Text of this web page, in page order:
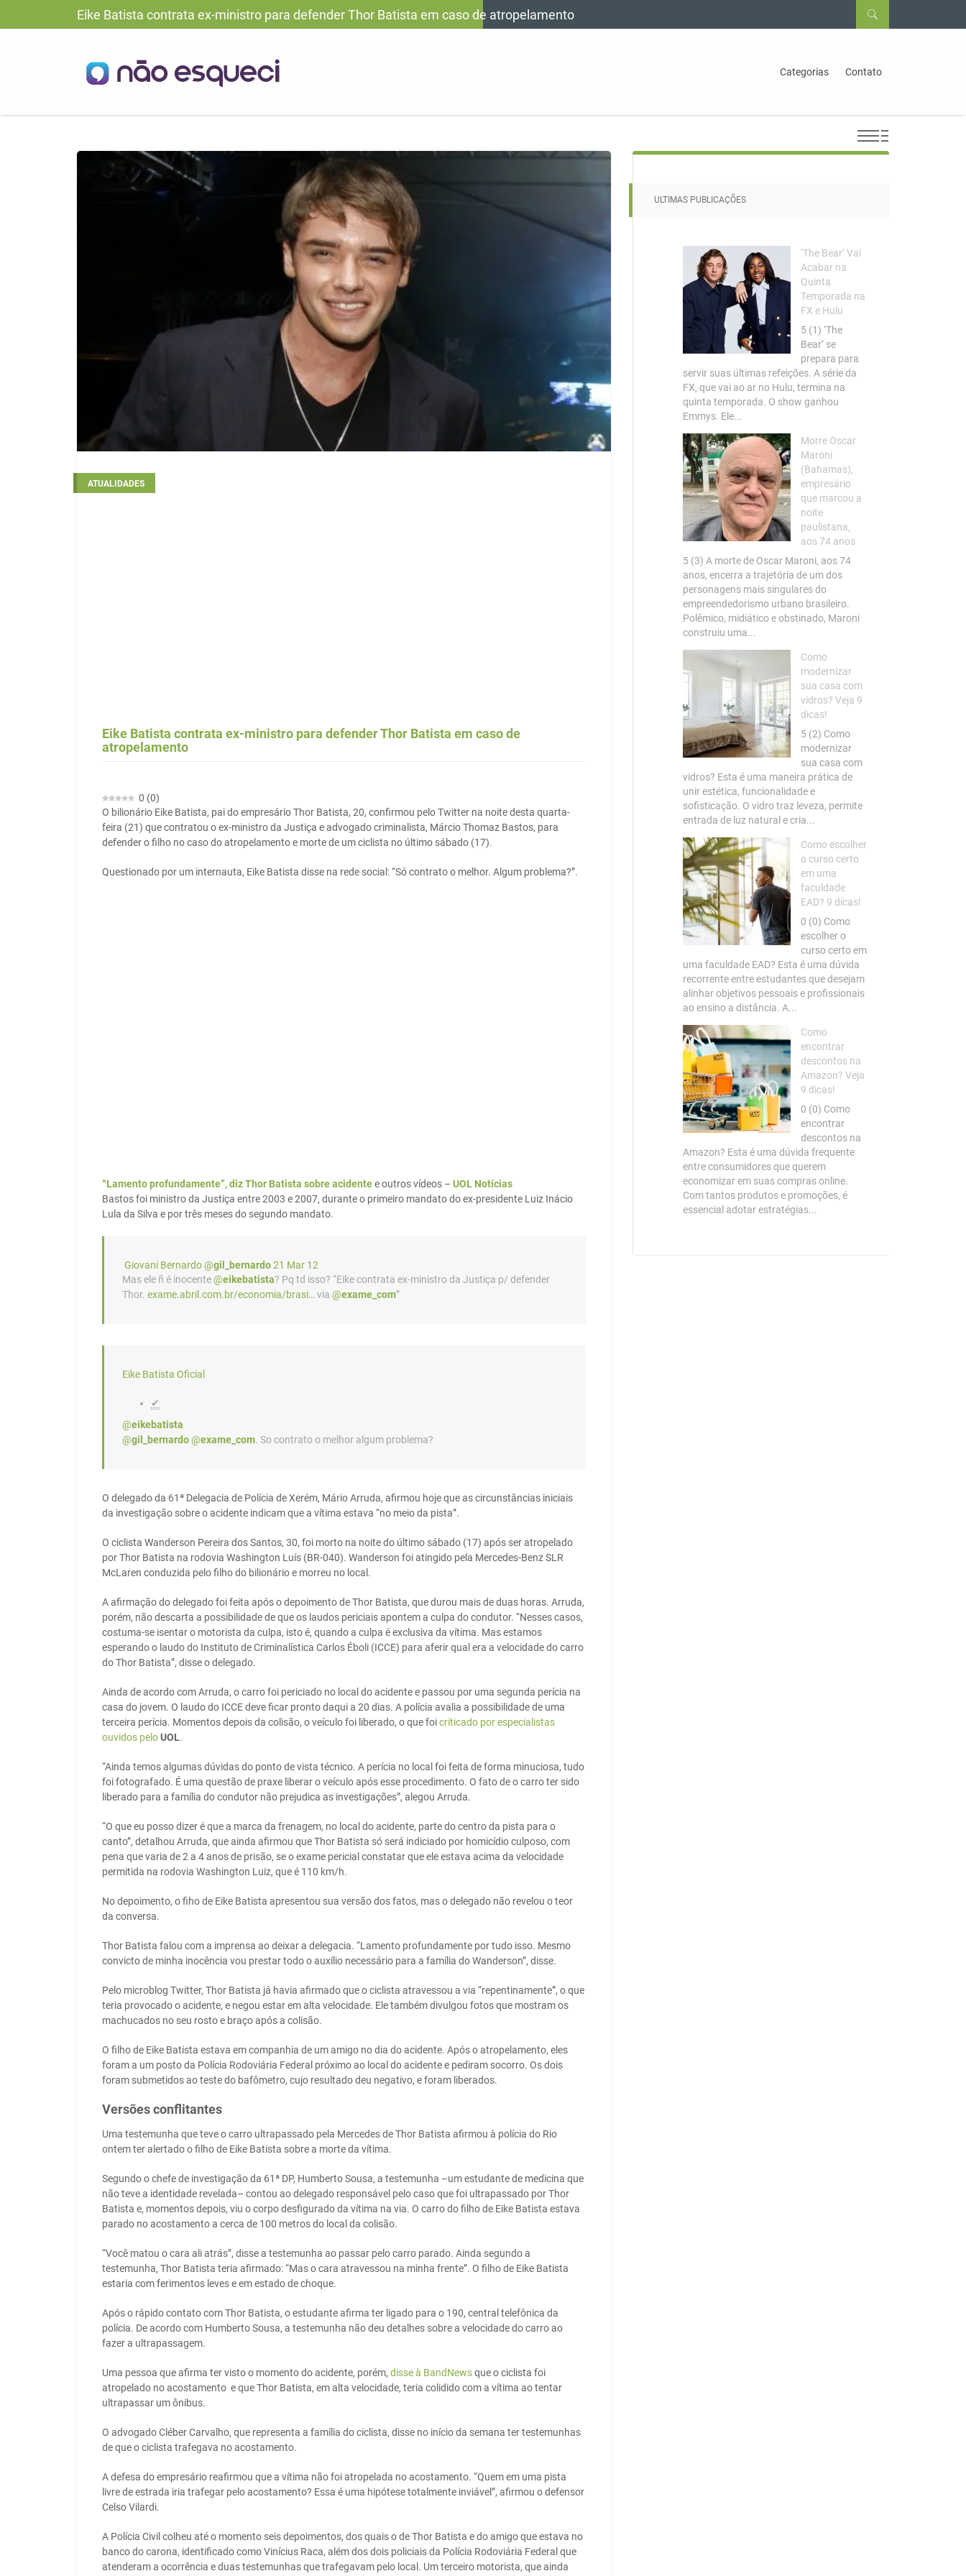
Eike Batista contrata ex-ministro para defender Thor Batista em caso de atropelamento
Categorias Contato
ATUALIDADES
Eike Batista contrata ex-ministro para defender Thor Batista em caso de
atropelamento
0 (0)
O bilionário Eike Batista, pai do empresário Thor Batista, 20, confirmou pelo Twitter na noite desta quarta-
feira (21) que contratou o ex-ministro da Justiça e advogado criminalista, Márcio Thomaz Bastos, para
defender o filho no caso do atropelamento e morte de um ciclista no último sábado (17).
Questionado por um internauta, Eike Batista disse na rede social: “Só contrato o melhor. Algum problema?”.
“Lamento profundamente”, diz Thor Batista sobre acidentee outros vídeos – UOL Notícias
Bastos foi ministro da Justiça entre 2003 e 2007, durante o primeiro mandato do ex-presidente Luiz Inácio
Lula da Silva e por três meses do segundo mandato.
Giovani Bernardo @gil_bernardo21 Mar 12
Mas ele ñ é inocente@eikebatista? Pq td isso? “Eike contrata ex-ministro da Justiça p/ defender
Thor. exame.abril.com.br/economia/brasi…via @exame_com”
Eike Batista Oficial
✔
@eikebatista
@gil_bernardo@exame_com. So contrato o melhor algum problema?
O delegado da 61ª Delegacia de Polícia de Xerém, Mário Arruda, afirmou hoje que as circunstâncias iniciais
da investigação sobre o acidente indicam que a vítima estava “no meio da pista”.
O ciclista Wanderson Pereira dos Santos, 30, foi morto na noite do último sábado (17) após ser atropelado
por Thor Batista na rodovia Washington Luís (BR-040). Wanderson foi atingido pela Mercedes-Benz SLR
McLaren conduzida pelo filho do bilionário e morreu no local.
A afirmação do delegado foi feita após o depoimento de Thor Batista, que durou mais de duas horas. Arruda,
porém, não descarta a possibilidade de que os laudos periciais apontem a culpa do condutor. “Nesses casos,
costuma-se isentar o motorista da culpa, isto é, quando a culpa é exclusiva da vítima. Mas estamos
esperando o laudo do Instituto de Criminalística Carlos Éboli (ICCE) para aferir qual era a velocidade do carro
do Thor Batista”, disse o delegado.
Ainda de acordo com Arruda, o carro foi periciado no local do acidente e passou por uma segunda perícia na
casa do jovem. O laudo do ICCE deve ficar pronto daqui a 20 dias. A polícia avalia a possibilidade de uma
terceira perícia. Momentos depois da colisão, o veículo foi liberado, o que foicriticado por especialistas
ouvidos peloUOL.
“Ainda temos algumas dúvidas do ponto de vista técnico. A perícia no local foi feita de forma minuciosa, tudo
foi fotografado. É uma questão de praxe liberar o veículo após esse procedimento. O fato de o carro ter sido
liberado para a família do condutor não prejudica as investigações”, alegou Arruda.
“O que eu posso dizer é que a marca da frenagem, no local do acidente, parte do centro da pista para o
canto”, detalhou Arruda, que ainda afirmou que Thor Batista só será indiciado por homicídio culposo, com
pena que varia de 2 a 4 anos de prisão, se o exame pericial constatar que ele estava acima da velocidade
permitida na rodovia Washington Luiz, que é 110 km/h.
No depoimento, o fiho de Eike Batista apresentou sua versão dos fatos, mas o delegado não revelou o teor
da conversa.
Thor Batista falou com a imprensa ao deixar a delegacia. “Lamento profundamente por tudo isso. Mesmo
convicto de minha inocência vou prestar todo o auxílio necessário para a família do Wanderson”, disse.
Pelo microblog Twitter, Thor Batista já havia afirmado que o ciclista atravessou a via “repentinamente”, o que
teria provocado o acidente, e negou estar em alta velocidade. Ele também divulgou fotos que mostram os
machucados no seu rosto e braço após a colisão.
O filho de Eike Batista estava em companhia de um amigo no dia do acidente. Após o atropelamento, eles
foram a um posto da Polícia Rodoviária Federal próximo ao local do acidente e pediram socorro. Os dois
foram submetidos ao teste do bafômetro, cujo resultado deu negativo, e foram liberados.
Versões conflitantes
Uma testemunha que teve o carro ultrapassado pela Mercedes de Thor Batista afirmou à polícia do Rio
ontem ter alertado o filho de Eike Batista sobre a morte da vítima.
Segundo o chefe de investigação da 61ª DP, Humberto Sousa, a testemunha –um estudante de medicina que
não teve a identidade revelada– contou ao delegado responsável pelo caso que foi ultrapassado por Thor
Batista e, momentos depois, viu o corpo desfigurado da vítima na via. O carro do filho de Eike Batista estava
parado no acostamento a cerca de 100 metros do local da colisão.
“Você matou o cara ali atrás”, disse a testemunha ao passar pelo carro parado. Ainda segundo a
testemunha, Thor Batista teria afirmado: “Mas o cara atravessou na minha frente”. O filho de Eike Batista
estaria com ferimentos leves e em estado de choque.
Após o rápido contato com Thor Batista, o estudante afirma ter ligado para o 190, central telefônica da
polícia. De acordo com Humberto Sousa, a testemunha não deu detalhes sobre a velocidade do carro ao
fazer a ultrapassagem.
Uma pessoa que afirma ter visto o momento do acidente, porém, disse à BandNewsque o ciclista foi
atropelado no acostamento e que Thor Batista, em alta velocidade, teria colidido com a vítima ao tentar
ultrapassar um ônibus.
O advogado Cléber Carvalho, que representa a família do ciclista, disse no início da semana ter testemunhas
de que o ciclista trafegava no acostamento.
A defesa do empresário reafirmou que a vítima não foi atropelada no acostamento. “Quem em uma pista
livre de estrada iria trafegar pelo acostamento? Essa é uma hipótese totalmente inviável”, afirmou o defensor
Celso Vilardi.
A Polícia Civil colheu até o momento seis depoimentos, dos quais o de Thor Batista e do amigo que estava no
banco do carona, identificado como Vinícius Raca, além dos dois policiais da Polícia Rodoviária Federal que
atenderam a ocorrência e duas testemunhas que trafegavam pelo local. Um terceiro motorista, que ainda
ULTIMAS PUBLICAÇÕES
‘The Bear’ Vai
Acabar na
Quinta
Temporada na
FX e Hulu
5 (1) ‘The
Bear’ se
prepara para
servir suas últimas refeições. A série da
FX, que vai ao ar no Hulu, termina na
quinta temporada. O show ganhou
Emmys. Ele...
Morre Oscar
Maroni
(Bahamas),
empresário
que marcou a
noite
paulistana,
aos 74 anos
5 (3) A morte de Oscar Maroni, aos 74
anos, encerra a trajetória de um dos
personagens mais singulares do
empreendedorismo urbano brasileiro.
Polêmico, midiático e obstinado, Maroni
construiu uma...
Como
modernizar
sua casa com
vidros? Veja 9
dicas!
5 (2) Como
modernizar
sua casa com
vidros? Esta é uma maneira prática de
unir estética, funcionalidade e
sofisticação. O vidro traz leveza, permite
entrada de luz natural e cria...
Como escolher
o curso certo
em uma
faculdade
EAD? 9 dicas!
0 (0) Como
escolher o
curso certo em
uma faculdade EAD? Esta é uma dúvida
recorrente entre estudantes que desejam
alinhar objetivos pessoais e profissionais
ao ensino a distância. A...
Como
encontrar
descontos na
Amazon? Veja
9 dicas!
0 (0) Como
encontrar
descontos na
Amazon? Esta é uma dúvida frequente
entre consumidores que querem
economizar em suas compras online.
Com tantos produtos e promoções, é
essencial adotar estratégias...